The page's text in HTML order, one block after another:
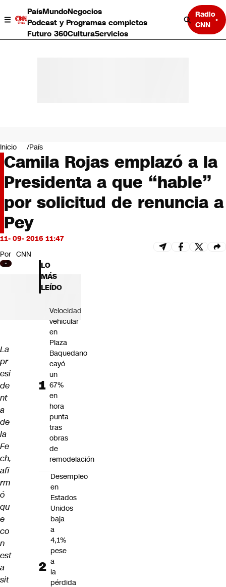
PaísMundoNegocios
Podcast y Programas completos
Futuro 360CulturaServicios
Radio
CNN
Negocios
Deportes
Programas completos
Cultura
Servicios
Bits
CNN tiempo
Futuro 360
Inicio País
Camila Rojas emplazó a la
Presidenta a que “hable”
por solicitud de renuncia a
Pey
11- 09- 2016 11:47
Por CNN
La
pr
esi
de
nt
a
de
la
Fe
ch,
afi
rm
ó
qu
e
co
n
est
a
sit
LO
MÁS
LEÍDO
Velocidad
vehicular
en
Plaza
Baquedano
cayó
un
67%
en
hora
punta
tras
obras
de
remodelación
Desempleo
en
Estados
Unidos
baja
a
4,1%
pese
a
la
pérdida